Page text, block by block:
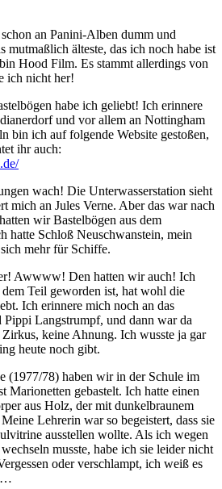
an Panini-Alben dumm und
mutmaßlich älteste, das ich noch habe ist
Hood Film. Es stammt allerdings von
ich nicht her!
habe ich geliebt! Ich erinnere
und vor allem an Nottingham
bin ich auf folgende Website gestoßen,
ihr auch:
wach! Die Unterwasserstation sieht
mich an Jules Verne. Aber das war nach
wir Bastelbögen aus dem
hatte Schloß Neuschwanstein, mein
mehr für Schiffe.
Awwww! Den hatten wir auch! Ich
Teil geworden ist, hat wohl die
Ich erinnere mich noch an das
Pippi Langstrumpf, und dann war da
keine Ahnung. Ich wusste ja gar
heute noch gibt.
(1977/78) haben wir in der Schule im
Marionetten gebastelt. Ich hatte einen
aus Holz, der mit dunkelbraunem
Lehrerin war so begeistert, dass sie
ausstellen wollte. Als ich wegen
musste, habe ich sie leider nicht
oder verschlampt, ich weiß es